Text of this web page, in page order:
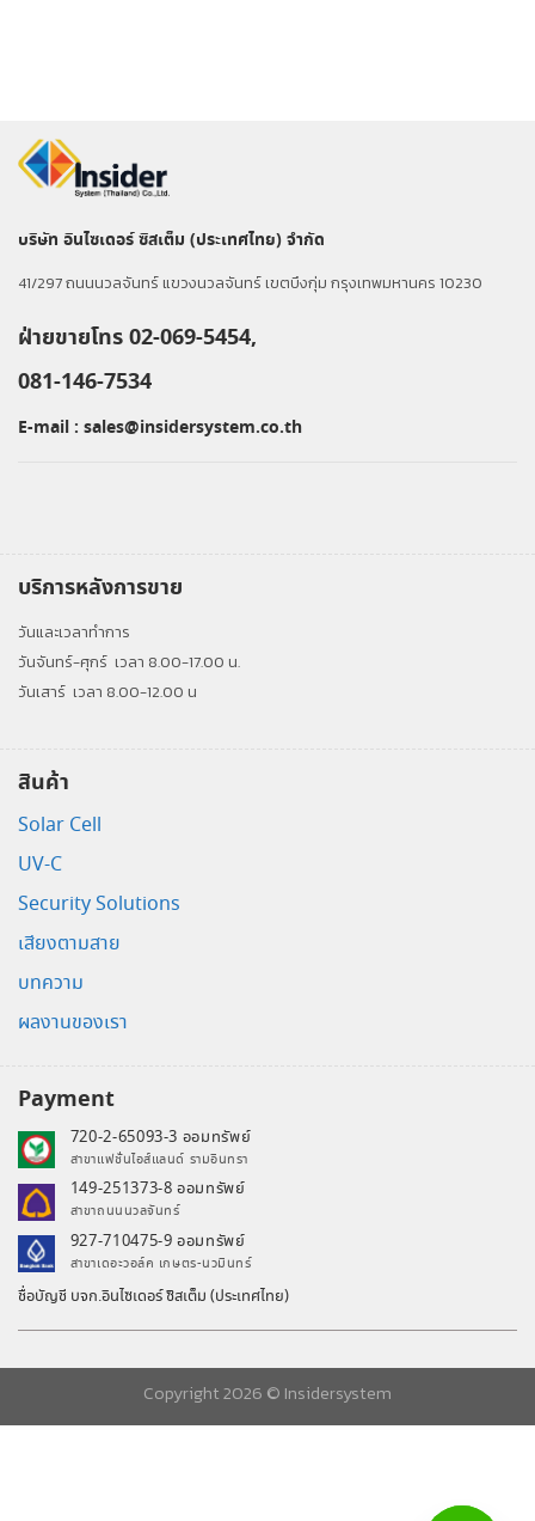
บริษัท อินไซเดอร์ ซิสเต็ม (ประเทศไทย) จำกัด
41/297 ถนนนวลจันทร์ แขวงนวลจันทร์ เขตบึงกุ่ม กรุงเทพมหานคร 10230
ฝ่ายขายโทร 02-069-5454,
081-146-7534
E-mail : sales@insidersystem.co.th
บริการหลังการขาย
วันและเวลาทำการ
วันจันทร์-ศุกร์ เวลา 8.00-17.00 น.
วันเสาร์ เวลา 8.00-12.00 น
สินค้า
Solar Cell
UV-C
Security Solutions
เสียงตามสาย
บทความ
ผลงานของเรา
Payment
720-2-65093-3 ออมทรัพย์
สาขาแฟชั่นไอส์แลนด์ รามอินทรา
149-251373-8 ออมทรัพย์
สาขาถนนนวลจันทร์
927-710475-9 ออมทรัพย์
สาขาเดอะวอล์ค เกษตร-นวมินทร์
ชื่อบัญชี บจก.อินไซเดอร์ ซิสเต็ม (ประเทศไทย)
Copyright 2026 © Insidersystem